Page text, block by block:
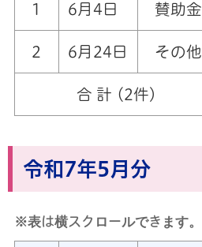
1 6月4日 賛助金
2 6月24日 その他
合 計 (2件)
令和7年5月分
※表は横スクロールできます。